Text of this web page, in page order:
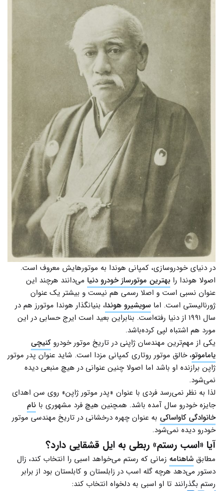
در دنیای خودروسازی، کمپانی هوندا به موتورهایش معروف است.
اصولا هوندا را بهترین موتورساز خودرو دنیا می‌دانند هرچند این
عنوان نسبی است و اصلا رسمی هم نیست و بیشتر یک عنوان
ژورنالیستی است. اما سویشیرو هوندا، بنیانگذار هوندا موتورز هم در
سال ۱۹۹۱ از دنیا رفته‌است. بنابراین بعید است ایرج حسابی در این
مورد هم اشتباه لپی کرده‌باشد.
یکی از مهم‌ترین مهندسان ژاپنی در تاریخ موتور خودرو کنیچی
یاماموتو، خالق موتور روتاری کمپانی مزدا است. شاید عنوان پدر موتور
ژاپن برازنده او باشد اما اصولا چنین عنوانی در هیچ منبعی دیده
نمی‌شود.
لذا به نظر نمی‌رسد فردی با عنوان «پدر موتور ژاپن» روی سن اهدای
جایزه خودرو سال آمده باشد. همچنین هیچ فرد مشهوری با نام
خانوادگی کاواساکی به عنوان چهره درخشانی در تاریخ مهندسی موتور
خودرو دیده نمی‌شود.
آیا «اسب رستم» ربطی به ایل قشقایی دارد؟
مطابق شاهنامه زمانی که رستم می‌خواهد اسبی را انتخاب کند، زال
دستور می‌دهد هرچه گله اسب در زابلستان و کابلستان بود از برابر
رستم بگذرانند تا او اسبی به دلخواه انتخاب کند: